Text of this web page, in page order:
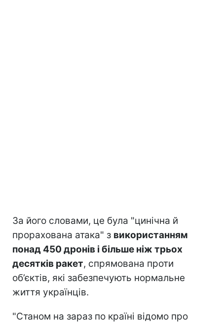
За його словами, це була "цинічна й
прорахована атака" з використанням
понад 450 дронів і більше ніж трьох
десятків ракет, спрямована проти
об’єктів, які забезпечують нормальне
життя українців.
"Станом на зараз по країні відомо про